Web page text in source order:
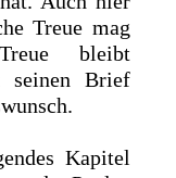
Treue mag
bleibt
seinen Brief
Kapitel